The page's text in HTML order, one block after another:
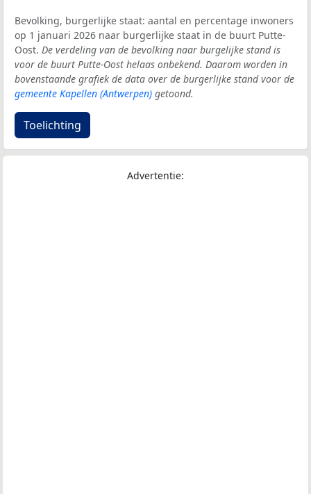
Bevolking, burgerlijke staat: aantal en percentage inwoners
op 1 januari 2026 naar burgerlijke staat in de buurt Putte-
Oost. De verdeling van de bevolking naar burgelijke stand is
voor de buurt Putte-Oost helaas onbekend. Daarom worden in
bovenstaande grafiek de data over de burgerlijke stand voor de
gemeente Kapellen (Antwerpen) getoond.
Toelichting
Advertentie: